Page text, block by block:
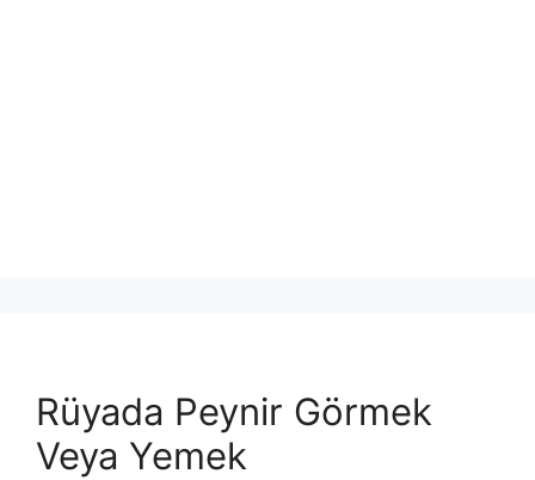
Rüyada Peynir Görmek
Veya Yemek